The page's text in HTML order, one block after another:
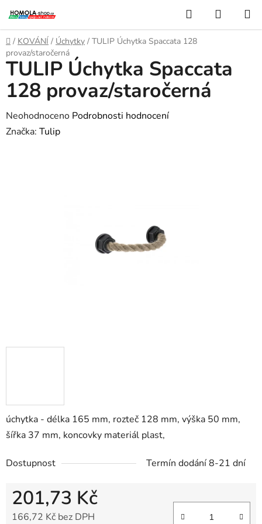
na
obsah
Hledat
KOŠÍK
Domů
/ KOVÁNÍ / Úchytky / TULIP Úchytka Spaccata 128
provaz/staročerná
úchytka - délka 165 mm, rozteč 128 mm, výška 50 mm,
šířka 37 mm, koncovky materiál plast,
Dostupnost Termín dodání 8-21 dní
201,73 Kč
166,72 Kč bez DPH
TULIP Úchytka Spaccata
128 provaz/staročerná
Průměrné
hodnocení
Neohodnoceno Podrobnosti hodnocení
Značka: Tulip